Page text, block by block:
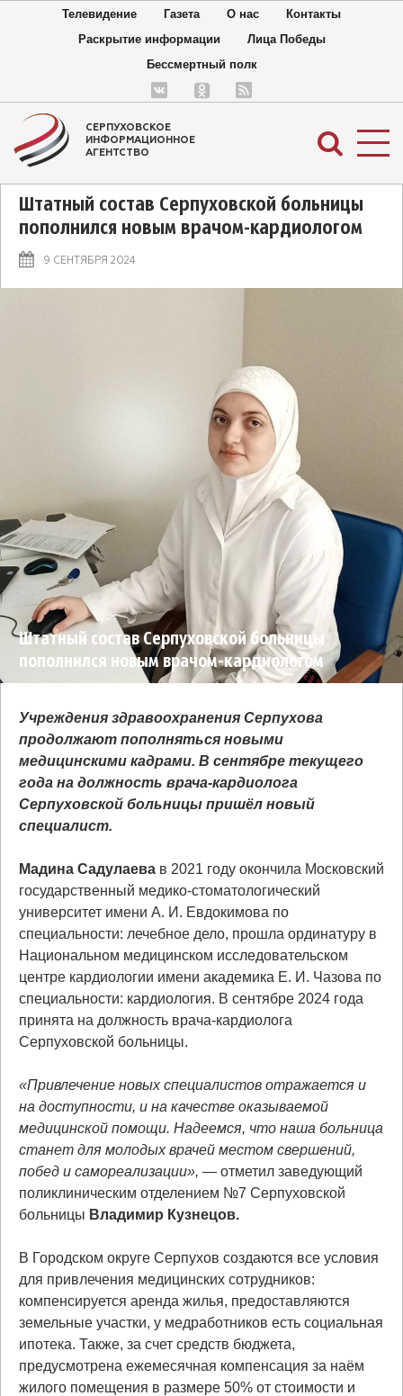
Телевидение Газета О нас
Контакты
Раскрытие информации
Лица Победы
Бессмертный полк
СЕРПУХОВСКОЕ
ИНФОРМАЦИОННОЕ
АГЕНТСТВО
Штатный состав Серпуховской больницы
пополнился новым врачом-кардиологом
9 СЕНТЯБРЯ 2024
Штатный состав Серпуховской больницы
пополнился новым врачом-кардиологом
Учреждения здравоохранения Серпухова
продолжают пополняться новыми
медицинскими кадрами. В сентябре текущего
года на должность врача-кардиолога
Серпуховской больницы пришёл новый
специалист.
Мадина Садулаева в 2021 году окончила Московский
государственный медико-стоматологический
университет имени А. И. Евдокимова по
специальности: лечебное дело, прошла ординатуру в
Национальном медицинском исследовательском
центре кардиологии имени академика Е. И. Чазова по
специальности: кардиология. В сентябре 2024 года
принята на должность врача-кардиолога
Серпуховской больницы.
«Привлечение новых специалистов отражается и
на доступности, и на качестве оказываемой
медицинской помощи. Надеемся, что наша больница
станет для молодых врачей местом свершений,
побед и самореализации», — отметил заведующий
поликлиническим отделением №7 Серпуховской
больницы Владимир Кузнецов.
В Городском округе Серпухов создаются все условия
для привлечения медицинских сотрудников:
компенсируется аренда жилья, предоставляются
земельные участки, у медработников есть социальная
ипотека. Также, за счет средств бюджета,
предусмотрена ежемесячная компенсация за наём
жилого помещения в размере 50% от стоимости и